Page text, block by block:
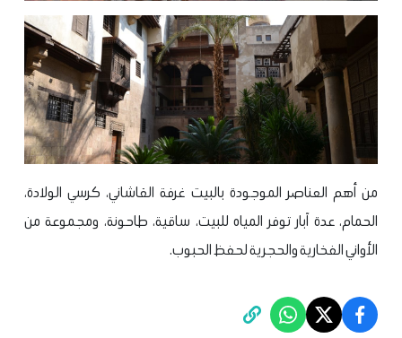
من أهم العناصر الموجودة بالبيت غرفة القاشاني، كرسي الولادة،
الحمام، عدة آبار توفر المياه للبيت، ساقية، طاحونة، ومجموعة من
الأواني الفخارية والحجرية لحفظ الحبوب.